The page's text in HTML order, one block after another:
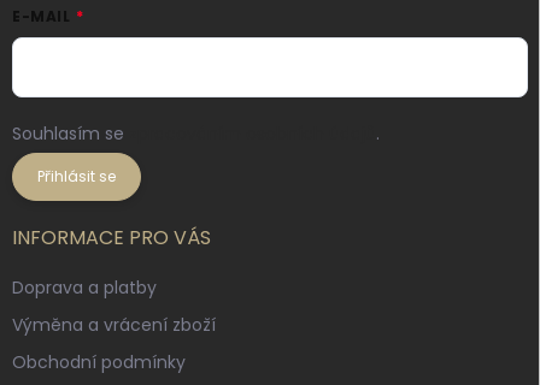
E-MAIL
Souhlasím se .
Přihlásit se
INFORMACE PRO VÁS
Doprava a platby
Výměna a vrácení zboží
Obchodní podmínky